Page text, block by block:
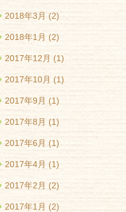
2018年3月 (2)
2018年1月 (2)
2017年12月 (1)
2017年10月 (1)
2017年9月 (1)
2017年8月 (1)
2017年6月 (1)
2017年4月 (1)
2017年2月 (2)
2017年1月 (2)